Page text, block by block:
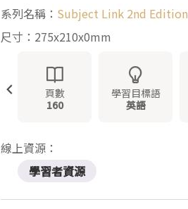
系列名稱： Subject Link 2nd Edition
尺寸：275x210x0mm
頁數
160
學習目標語
英語
線上資源：
學習者資源